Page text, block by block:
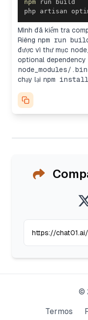
npm
php artisan
Mình đã kiểm tra
Riêng npm run
được vì thư mục
optional
node_modules/
chạy lại npm install
©
Termos